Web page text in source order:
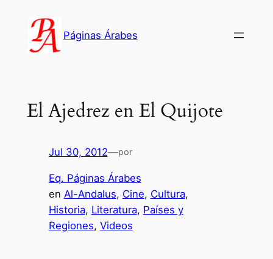
contenido
Páginas Árabes
El Ajedrez en El Quijote
Jul 30, 2012—por
Eq. Páginas Árabes
en Al-Andalus, Cine, Cultura
Historia, Literatura, Países y
Regiones, Videos